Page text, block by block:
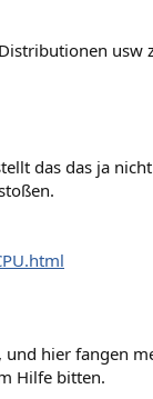
usw
das das ja
und hier fangen
Hilfe bitten.